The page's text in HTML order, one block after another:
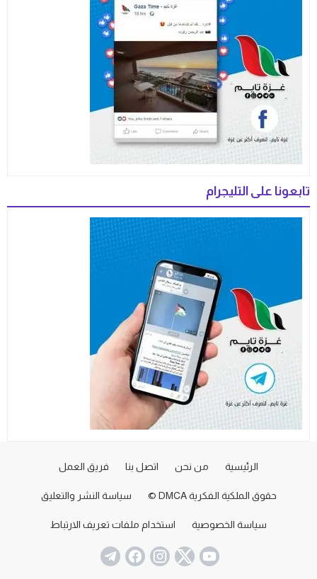
تابعونا على التليجرام
الرئيسية من نحن اتصل بنا فريق العمل
حقوق الملكية الفكرية DMCA © سياسة النشر والتعليق
سياسة الخصوصية استخدام ملفات تعريف الارتباط